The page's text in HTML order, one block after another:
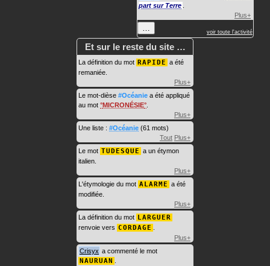
part sur Terre
Plus+
voir toute l'activité
Et sur le reste du site …
La définition du mot RAPIDE a été
remaniée.
Plus+
Le mot-dièse #Océanie a été appliqué
au mot MICRONÉSIE
Plus+
Une liste : #Océanie (61 mots)
Tout Plus+
Le mot TUDESQUE a un étymon
italien.
Plus+
L'étymologie du mot ALARME a été
modifiée.
Plus+
La définition du mot LARGUER
renvoie vers CORDAGE
Plus+
Crisyx a commenté le mot
NAURUAN